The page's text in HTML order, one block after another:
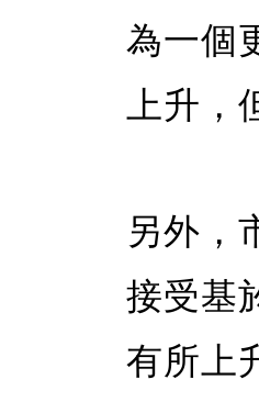
為一個
上升
另外，
接受基
有所上